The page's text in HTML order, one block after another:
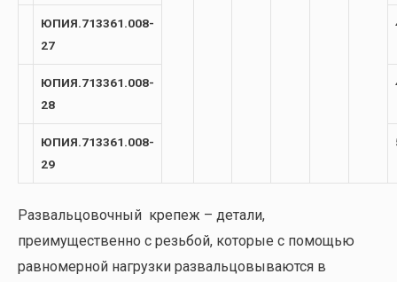
ЮПИЯ.713361.008-
27
ЮПИЯ.713361.008-
28
ЮПИЯ.713361.008-
29
Развальцовочный крепеж – детали,
преимущественно с резьбой, которые с помощью
равномерной нагрузки развальцовываются в